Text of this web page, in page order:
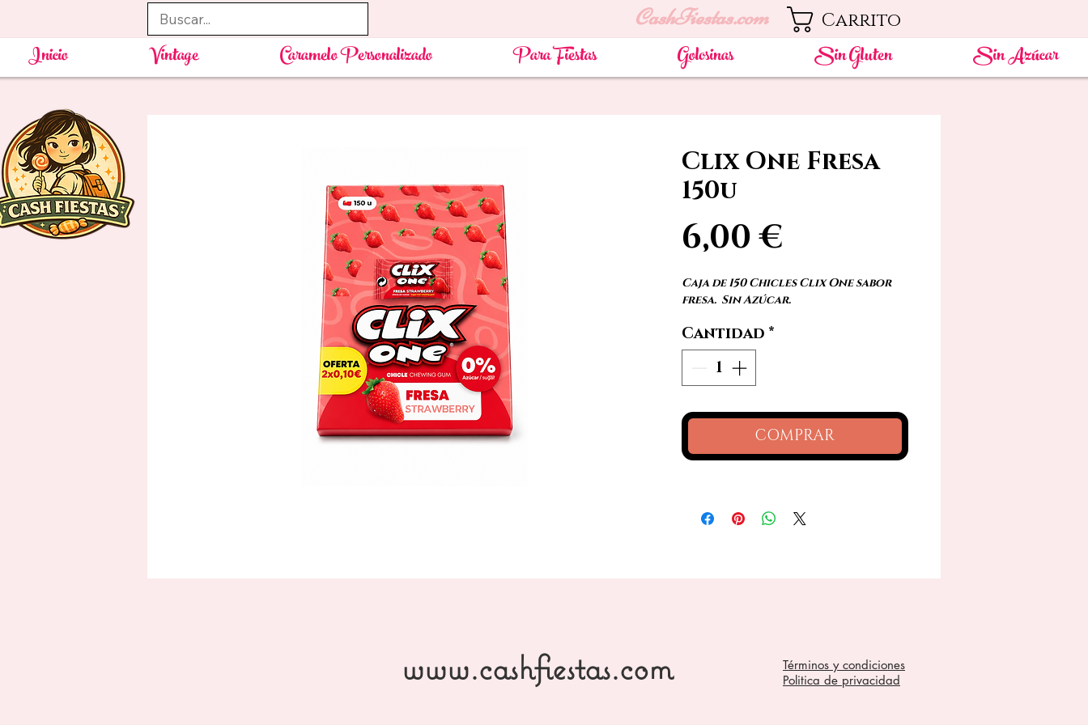
CashFiestas.com Carrito
Inicio Vintage Caramelo Personalizado Para Fiestas Golosinas Sin Gluten Sin Azúcar
Clix One Fresa
150u
6,00 €
Caja de 150 Chicles Clix One sabor
fresa. Sin Azúcar.
Cantidad *
COMPRAR
www.cashfiestas.com
Términos y condiciones
Politica de privacidad